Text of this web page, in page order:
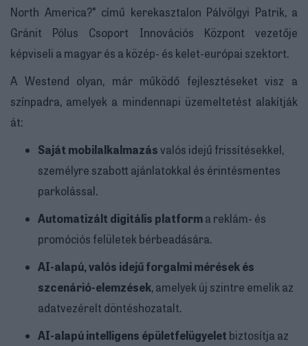
North America?" című kerekasztalon Pálvölgyi Patrik, a
Gránit Pólus Csoport Innovációs Központ vezetője
képviseli a magyar és a közép- és kelet-európai szektort.
A Westend olyan, már működő fejlesztéseket visz a
színpadra, amelyek a mindennapi üzemeltetést alakítják
át:
Saját mobilalkalmazásvalós idejű frissítésekkel,
személyre szabott ajánlatokkal és érintésmentes
parkolással.
Automatizált digitális platforma reklám- és
promóciós felületek bérbeadására.
AI-alapú, valós idejű forgalmi mérések és
szcenárió-elemzések, amelyek új szintre emelik az
adatvezérelt döntéshozatalt.
AI-alapú intelligens épületfelügyelet biztosítja az